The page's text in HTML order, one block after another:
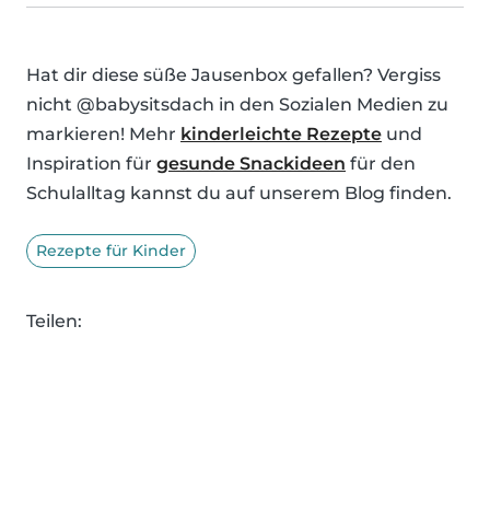
Hat dir diese süße Jausenbox gefallen? Vergiss
nicht @babysitsdach in den Sozialen Medien zu
markieren! Mehr kinderleichte Rezepte und
Inspiration für gesunde Snackideen für den
Schulalltag kannst du auf unserem Blog finden.
Rezepte für Kinder
Teilen: